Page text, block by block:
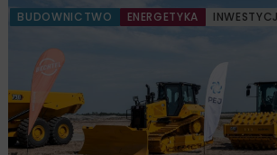
BUDOWNICTWO ENERGETYKA